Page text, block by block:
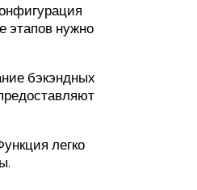
этапов нужно
бэкэндных
легко